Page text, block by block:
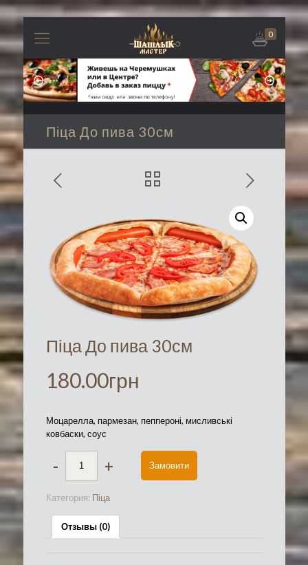
0
Піца До пива 30см
Піца До пива 30см
180.00грн
Моцарелла, пармезан, пеппероні, мисливські
ковбаски, соус
- + Замовити
Категория: Піца
Отзывы (0)